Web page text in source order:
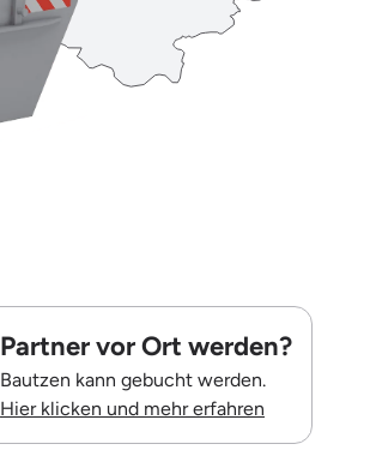
Partner vor Ort werden?
Bautzen kann gebucht werden.
Hier klicken und mehr erfahren